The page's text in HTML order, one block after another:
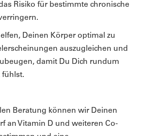
Risiko für bestimmte chronische
Deinen Körper optimal zu
auszugleichen und
damit Du Dich rundum
fühlst.
Beratung können wir Deinen
an Vitamin D und weiteren Co-